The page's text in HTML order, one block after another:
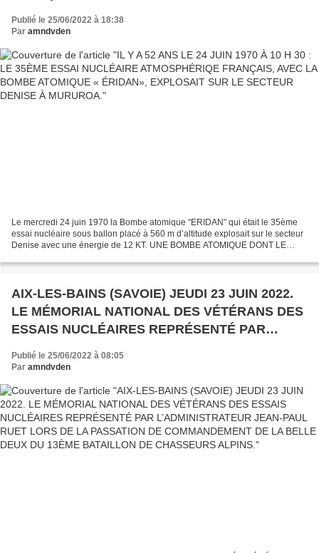
ÉRIDAN», EXPLOSAIT SUR LE SECTEUR
DENISE À MURUROA.
Publié le 25/06/2022 à 18:38
Par amndvden
Le mercredi 24 juin 1970 la Bombe atomique "ERIDAN" qui était le 35ème
essai nucléaire sous ballon placé à 560 m d’altitude explosait sur le secteur
Denise avec une énergie de 12 KT. UNE BOMBE ATOMIQUE DONT LE
AIX-LES-BAINS (SAVOIE) JEUDI 23 JUIN 2022.
LE MÉMORIAL NATIONAL DES VÉTÉRANS DES
ESSAIS NUCLÉAIRES REPRÉSENTÉ PAR
DE LA PASSATION DE COMMANDEMENT DE LA
CHASSEURS ALPINS.
Publié le 25/06/2022 à 08:05
Par amndvden